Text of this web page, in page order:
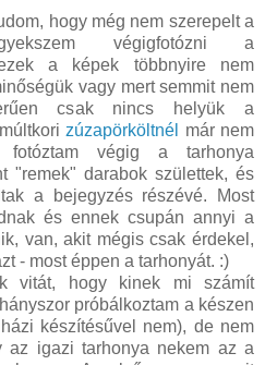
hogy még nem szerepelt a
végigfotózni a
a képek többnyire nem
vagy mert semmit nem
csak nincs helyük a
zúzapörköltnél
már nem
fotóztam végig a tarhonya
"remek" darabok születtek, és
a bejegyzés részévé. Most
és ennek csupán annyi a
van, akit mégis csak érdekel,
- most éppen a tarhonyát. :)
vitát, hogy kinek mi számít
próbálkoztam a készen
készítésűvel nem), de nem
az igazi tarhonya nekem az a